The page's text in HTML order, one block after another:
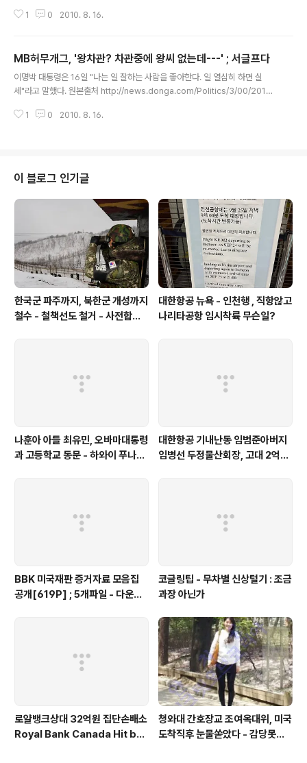
00&cloc=home|list|list1 지난해 초 김석기 경찰청장 내정자가 사퇴하고 불
럽게 만들고 있다. 지난해 초 어청수 경찰청장 후임으로 경찰 총수에 내정된 김
석기 전 서울청장은 용산참사 현장에 특공대 투입을 결정한 책임을 지고 청문회
전 사퇴했다. 경찰청장 내정자가 특정 사건의 책임을 지고..
1 0 2010. 8. 16.
MB허무개그, '왕차관? 차관중에 왕씨 없는데---' ; 서글프다
이명박 대통령은 16일 "나는 일 잘하는 사람을 좋아한다. 일 열심히 하면 실
세"라고 말했다. 원본출처 http://news.donga.com/Politics/3/00/20100
명장을 수여한 뒤 오찬을 함께 한 자리에서 "언론에 왕차관 이야기가 나오더라.
나라가 중심"이라고 누차 강조했다. 그러면서 "국제사회에 당당한 대한민국이
되기 위해 글로벌 세상을 내다본 대한민국의 차관으로서 일을..
1 0 2010. 8. 16.
이 블로그 인기글
한국군 파주까지, 북한군 개성까지
철수 - 철책선도 철거 - 사전합의
대한항공 뉴욕 - 인천행 , 직항않고
나리타공항 임시착륙 무슨일?
나훈아 아들 최유민, 오바마대통령
과 고등학교 동문 - 하와이 푸나호
대한항공 기내난동 임범준아버지
임병선 두정물산회장, 고대 2억기
BBK 미국재판 증거자료 모음집
공개[619P] ; 5개파일 - 다운로
코글링팁 - 무차별 신상털기 : 조금
과장 아닌가
로얄뱅크상대 32억원 집단손배소
Royal Bank Canada Hit by
청와대 간호장교 조여옥대위, 미국
도착직후 눈물쏟았다 - 감당못할